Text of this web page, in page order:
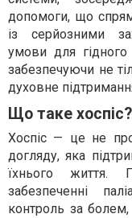
допомоги, що
із серйозними
умови для
забезпечуючи не
духовне
Що таке хоспіс?
Хоспіс — це не
догляду, яка
їхнього життя.
забезпеченні
контроль за болем,